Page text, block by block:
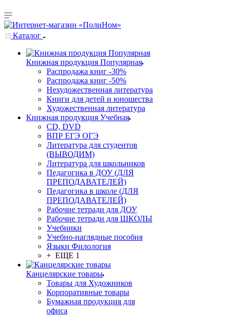
Каталог
Книжная продукция Популярная
Распродажа книг -30%
Распродажа книг -50%
Нехудожественная литература
Книги для детей и юношества
Художественная литература
Книжная продукция Учебная
CD, DVD
ВПР ЕГЭ ОГЭ
Литература для студентов
(ВЫВОДИМ)
Литература для школьников
Педагогика в ДОУ (ДЛЯ
ПРЕПОДАВАТЕЛЕЙ)
Педагогика в школе (ДЛЯ
ПРЕПОДАВАТЕЛЕЙ)
Рабочие тетради для ДОУ
Рабочие тетради для ШКОЛЫ
Учебники
Учебно-наглядные пособия
Языки Филология
+ ЕЩЕ 1
Канцелярские товары
Товары для Художников
Корпоративные товары
Бумажная продукция для
офиса